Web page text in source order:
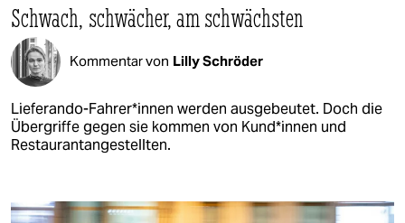
Schwach, schwächer, am schwächsten
Kommentar von Lilly Schröder
Lieferando-Fah­re­r*in­nen werden ausgebeutet. Doch die
Übergriffe gegen sie kommen von Kun­d*in­nen und
Restaurantangestellten.